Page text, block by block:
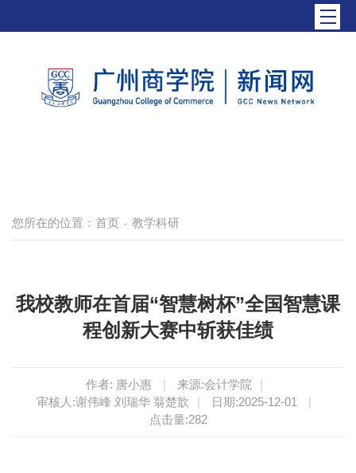
您所在的位置： 首页 - 教学科研
我校教师在首届“智慧树杯”全国智慧课
程创新大赛中斩获佳绩
作者: 唐小惠 | 来源:会计学院
|
审核人:谢伟峰 刘瑞华 翁楚歆
| 日期:2025-12-01
|
点击量:282